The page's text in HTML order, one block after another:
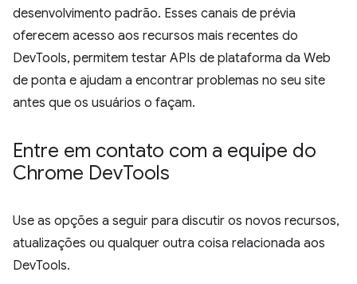
desenvolvimento padrão. Esses canais de prévia
oferecem acesso aos recursos mais recentes do
DevTools, permitem testar APIs de plataforma da Web
de ponta e ajudam a encontrar problemas no seu site
antes que os usuários o façam.
Entre em contato com a equipe do
Chrome DevTools
Use as opções a seguir para discutir os novos recursos,
atualizações ou qualquer outra coisa relacionada aos
DevTools.